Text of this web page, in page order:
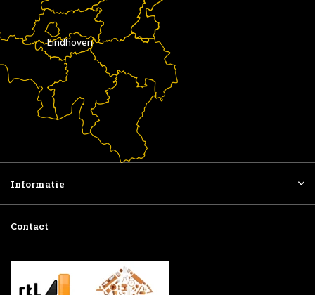
Eindhoven
Informatie
Contact